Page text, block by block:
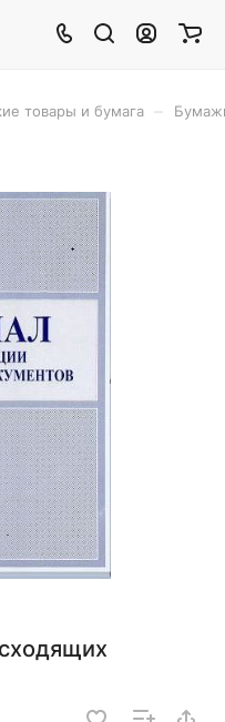
товары и бумага